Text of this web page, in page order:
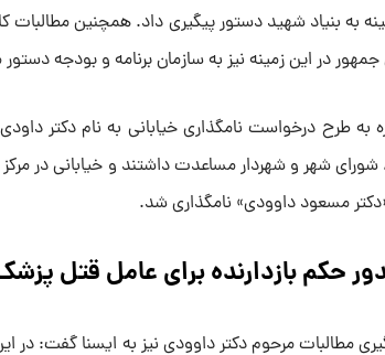
به بنیاد شهید دستور پیگیری داد. همچنین مطالبات
در این زمینه نیز به سازمان برنامه و بودجه
به طرح درخواست نامگذاری خیابانی به نام دکتر
شورای شهر و شهردار مساعدت داشتند و خیابانی در
«دکتر مسعود داوودی» نامگذاری شد.
حکم بازدارنده برای عامل قتل
مطالبات مرحوم دکتر داوودی نیز به ایسنا گفت: در